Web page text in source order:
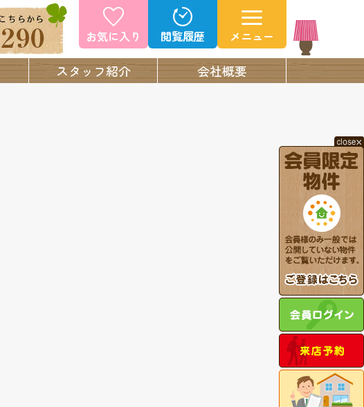
お気に入り 閲覧履歴 メニュー
スタッフ紹介 会社概要